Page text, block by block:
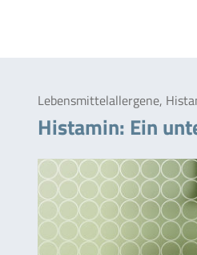
Lebensmittelallergene,
Histamin: Ein